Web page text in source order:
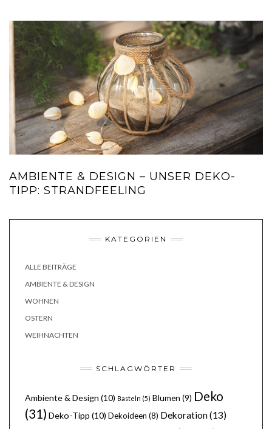
AMBIENTE & DESIGN – UNSER DEKO-
TIPP: STRANDFEELING
KATEGORIEN
ALLE BEITRÄGE
AMBIENTE & DESIGN
WOHNEN
OSTERN
WEIHNACHTEN
SCHLAGWÖRTER
Ambiente & Design (10) Basteln (5) Blumen (9) Deko
(31) Deko-Tipp (10) Dekoideen (8) Dekoration(13)